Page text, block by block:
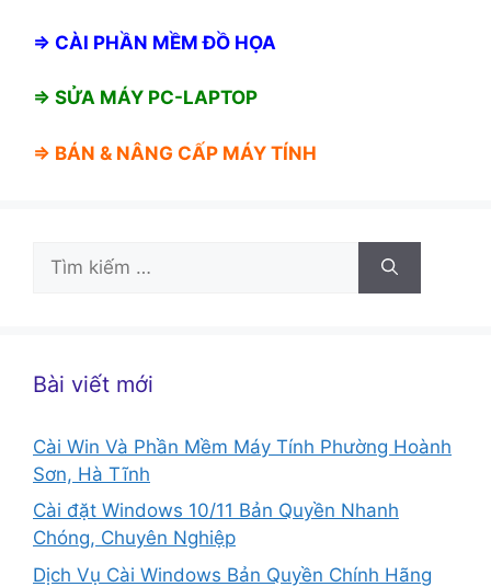
⇒ CÀI PHẦN MỀM ĐỒ HỌA
⇒ SỬA MÁY PC-LAPTOP
⇒ BÁN & NÂNG CẤP MÁY TÍNH
Tìm
kiếm
Bài viết mới
Cài Win Và Phần Mềm Máy Tính Phường Hoành
Sơn, Hà Tĩnh
Cài đặt Windows 10/11 Bản Quyền Nhanh
Chóng, Chuyên Nghiệp
Dịch Vụ Cài Windows Bản Quyền Chính Hãng